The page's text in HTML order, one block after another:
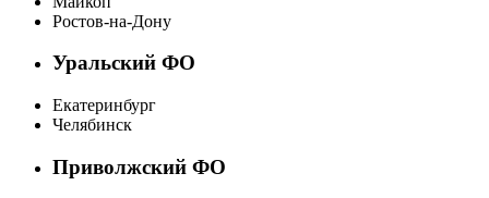
Ростов-на-Дону
Уральский ФО
Екатеринбург
Челябинск
Приволжский ФО